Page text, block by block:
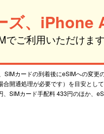
、 iPhone
でご利用いただけます
カードの到着後にeSIMへの変更
開通処理が必要です）を目安として
SIMカード手配料 433円のほか、